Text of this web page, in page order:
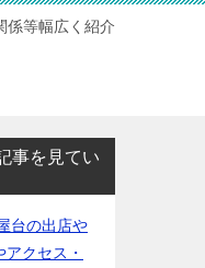
係等幅広く紹介
事を見てい
台の出店や
クセス・